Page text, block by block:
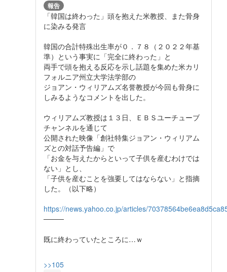
報告
「韓国は終わった」頭を抱えた米教授、また骨身
に染みる発言
韓国の合計特殊出生率が０．７８（２０２２年基
準）という事実に「完全に終わった」と
両手で頭を抱える反応を示し話題を集めた米カリ
フォルニア州立大学法学部の
ジョアン・ウィリアムズ名誉教授が今回も骨身に
しみるようなコメントを出した。
ウィリアムズ教授は１３日、ＥＢＳユーチューブ
チャンネルを通じて
公開された映像「創社特集ジョアン・ウィリアム
ズとの対話予告編」で
「お金を与えたからといって子供を産むわけでは
ない」とし、
「子供を産むことを強要してはならない」と指摘
した。（以下略）
https://news.yahoo.co.jp/articles/
────
既に終わっていたところに…ｗ
>>105